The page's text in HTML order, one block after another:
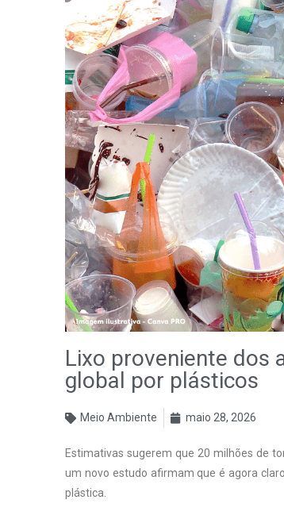
Lixo proveniente dos
global por plásticos
Meio Ambiente maio 28, 2026
Estimativas sugerem que 20 milhões de
um novo estudo afirmam que é agora
plástica.